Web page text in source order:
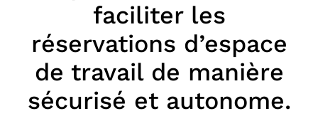
faciliter les
réservations d’espace
de travail de manière
sécurisé et autonome.